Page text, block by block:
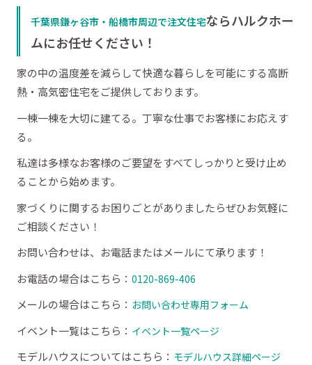
千葉県鎌ヶ谷市・船橋市周辺で注文住宅ならハルクホー
ムにお任せください！
家の中の温度差を減らして快適な暮らしを可能にする高断
熱・高気密住宅をご提供しております。
一棟一棟を大切に建てる。丁寧な仕事でお客様にお応えす
る。
私達は多様なお客様のご要望をすべてしっかりと受け止め
ることから始めます。
家づくりに関するお困りごとがありましたらぜひお気軽に
ご相談ください！
お問い合わせは、お電話またはメールにて承ります！
お電話の場合はこちら： 0120-869-406
メールの場合はこちら： お問い合わせ専用フォーム
イベント一覧はこちら： イベント一覧ページ
モデルハウスについてはこちら： モデルハウス詳細ページ